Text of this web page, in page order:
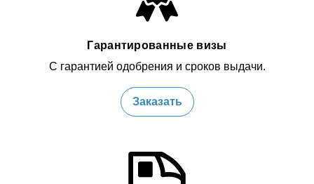
Гарантированные визы
С гарантией одобрения и сроков выдачи.
Заказать